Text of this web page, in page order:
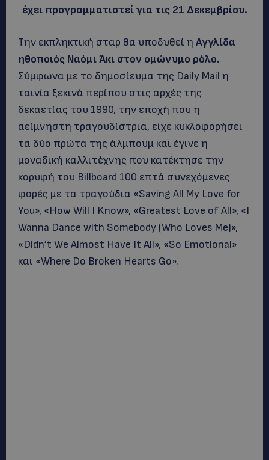
έχει προγραμματιστεί για τις 21 Δεκεμβρίου.
Την εκπληκτική σταρ θα υποδυθεί η Αγγλίδα
ηθοποιός Ναόμι Άκι στον ομώνυμο ρόλο.
Σύμφωνα με το δημοσίευμα της Daily Mail η
ταινία ξεκινά περίπου στις αρχές της
δεκαετίας του 1990, την εποχή που η
αείμνηστη τραγουδίστρια, είχε κυκλοφορήσει
τα δύο πρώτα της άλμπουμ και έγινε η
μοναδική καλλιτέχνης που κατέκτησε την
κορυφή του Billboard 100 επτά συνεχόμενες
φορές με τα τραγούδια «Saving All My Love for
You», «How Will I Know», «Greatest Love of All», «I
Wanna Dance with Somebody (Who Loves Me)»,
«Didn’t We Almost Have It All», «So Emotional»
και «Where Do Broken Hearts Go».